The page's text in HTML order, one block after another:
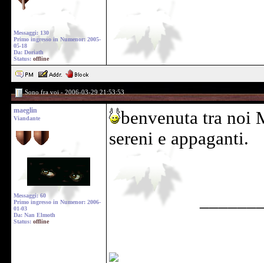
Messaggi: 130
Primo ingresso in Numenor: 2005-
05-18
Da: Doriath
Status: offline
Sono fra voi - 2006-03-29 21:53:53
maeglin
Viandante
Messaggi: 60
Primo ingresso in Numenor: 2006-
01-03
Da: Nan Elmoth
Status: offline
benvenuta tra noi
sereni e appaganti.